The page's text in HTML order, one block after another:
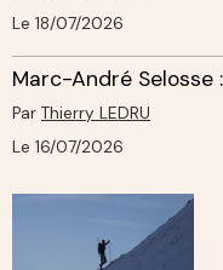
Le 18/07/2026
Marc-André Selosse
Par Thierry LEDRU
Le 16/07/2026